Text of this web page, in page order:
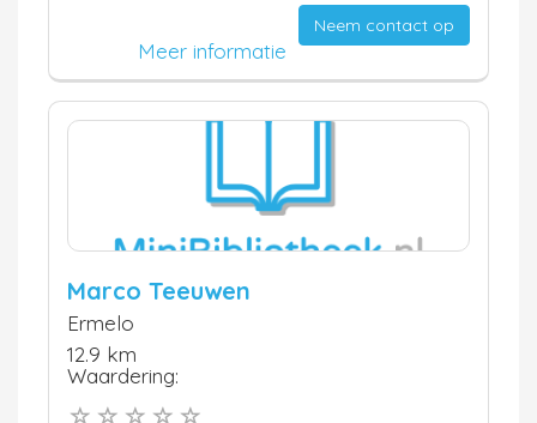
Neem contact op
Meer informatie
Marco Teeuwen
Ermelo
12.9 km
Waardering: